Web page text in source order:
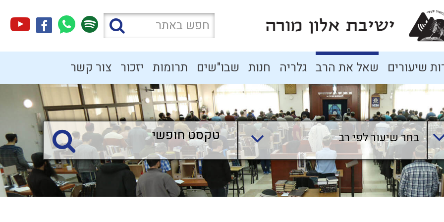
שיעורים שאל את הרב גלריה חנות שבו"שים תרומות יזכור צור קשר
בחר שיעור לפי רב